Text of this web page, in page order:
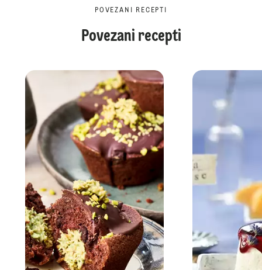
POVEZANI RECEPTI
Povezani recepti